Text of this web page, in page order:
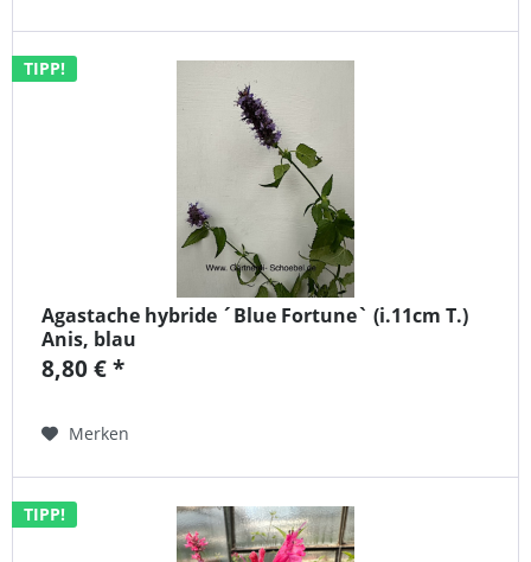
TIPP!
Agastache hybride ´Blue Fortune` (i.11cm T.)
Anis, blau
8,80 € *
Merken
TIPP!